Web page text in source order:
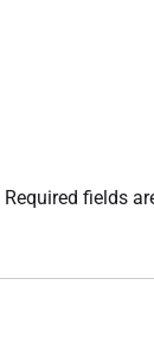
Required fields